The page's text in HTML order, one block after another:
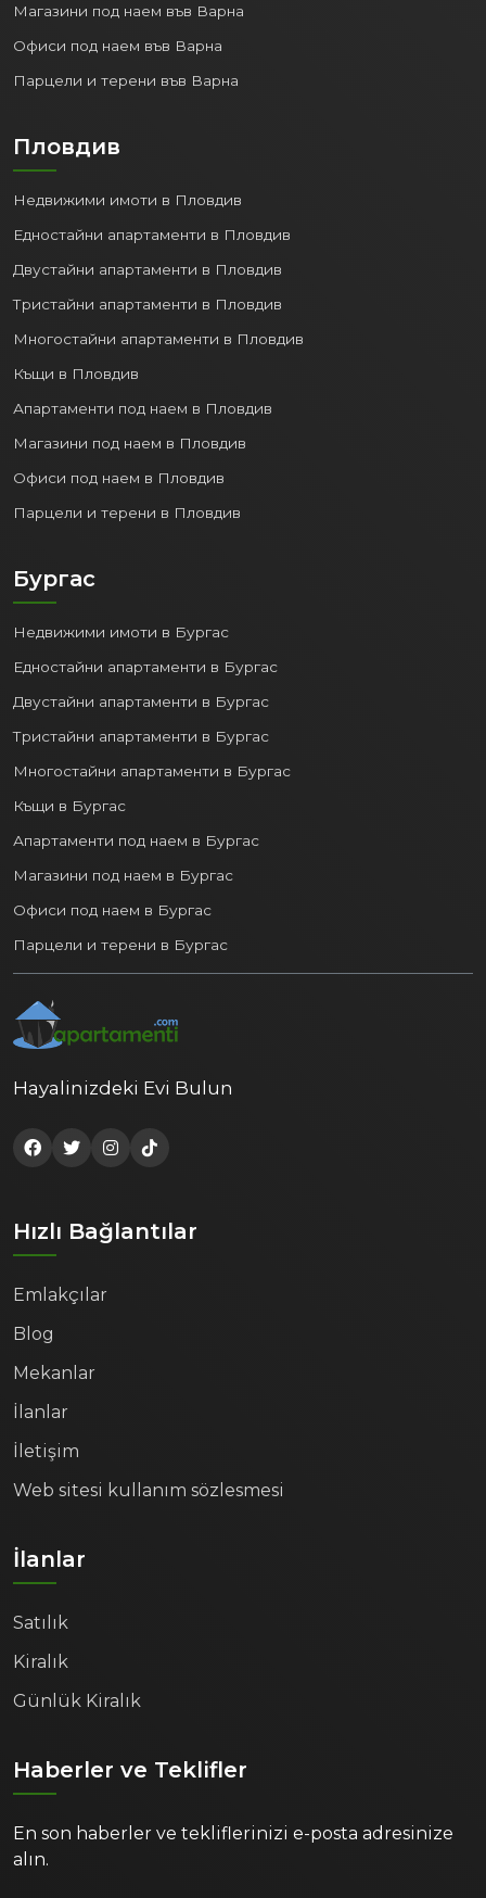
Магазини под наем във Варна
Офиси под наем във Варна
Парцели и терени във Варна
Пловдив
Недвижими имоти в Пловдив
Едностайни апартаменти в Пловдив
Двустайни апартаменти в Пловдив
Тристайни апартаменти в Пловдив
Многостайни апартаменти в Пловдив
Къщи в Пловдив
Апартаменти под наем в Пловдив
Магазини под наем в Пловдив
Офиси под наем в Пловдив
Парцели и терени в Пловдив
Бургас
Недвижими имоти в Бургас
Едностайни апартаменти в Бургас
Двустайни апартаменти в Бургас
Тристайни апартаменти в Бургас
Многостайни апартаменти в Бургас
Къщи в Бургас
Апартаменти под наем в Бургас
Магазини под наем в Бургас
Офиси под наем в Бургас
Парцели и терени в Бургас
Hayalinizdeki Evi Bulun
Hızlı Bağlantılar
Emlakçılar
Blog
Mekanlar
İlanlar
İletişim
Web sitesi kullanım sözlesmesi
İlanlar
Satılık
Kiralık
Günlük Kiralık
Haberler ve Teklifler
En son haberler ve tekliflerinizi e-posta adresinize
alın.